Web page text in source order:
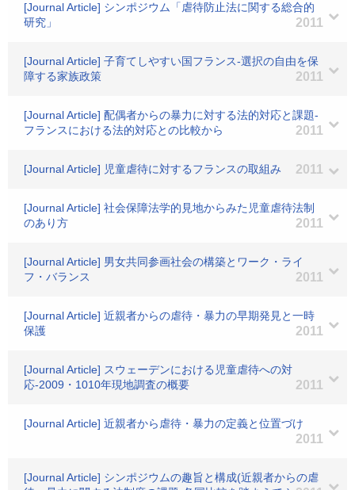
[Journal Article] シンポジウム「虐待防止法に関する総合的
研究」
2011
[Journal Article] 子育てしやすい国フランス-選択の自由を保
障する家族政策
2011
[Journal Article] 配偶者からの暴力に対する法的対応と課題-
フランスにおける法的対応との比較から
2011
[Journal Article] 児童虐待に対するフランスの取組み 2011
[Journal Article] 社会保障法学的見地からみた児童虐待法制
のあり方
2011
[Journal Article] 男女共同参画社会の構築とワーク・ライ
フ・バランス
2011
[Journal Article] 近親者からの虐待・暴力の早期発見と一時
保護
2011
[Journal Article] スウェーデンにおける児童虐待への対
応-2009・1010年現地調査の概要
2011
[Journal Article] 近親者から虐待・暴力の定義と位置づけ
2011
[Journal Article] シンポジウムの趣旨と構成(近親者からの虐